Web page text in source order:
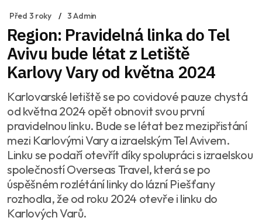
Před 3 roky 3 Admin
Region: Pravidelná linka do Tel
Avivu bude létat z Letiště
Karlovy Vary od května 2024
Karlovarské letiště se po covidové pauze chystá
od května 2024 opět obnovit svou první
pravidelnou linku. Bude se létat bez mezipřistání
mezi Karlovými Vary a izraelským Tel Avivem.
Linku se podaří otevřít díky spolupráci s izraelskou
společností Overseas Travel, která se po
úspěšném rozlétání linky do lázní Piešťany
rozhodla, že od roku 2024 otevře i linku do
Karlových Varů.